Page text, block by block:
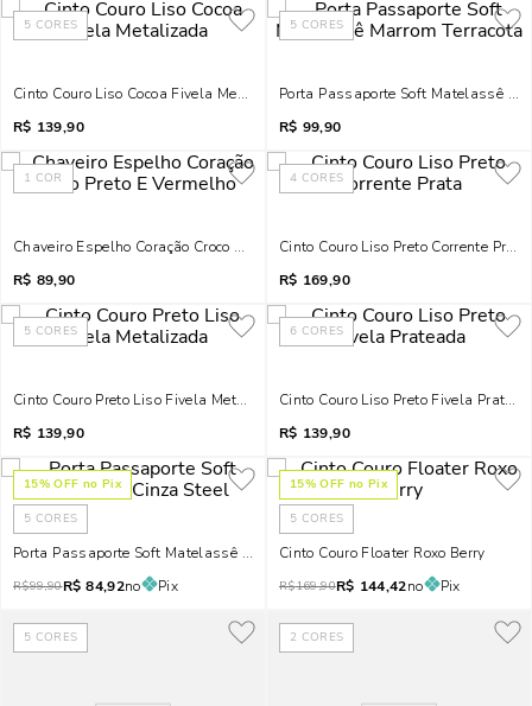
5 CORES
Cinto Couro Liso Cocoa Fivela Metalizada
R$ 139,90
5 CORES
Porta Passaporte Soft Matelassê
R$ 99,90
1 COR
Chaveiro Espelho Coração Croco Preto E Vermelho
R$ 89,90
4 CORES
Cinto Couro Liso Preto Corrente Prata
R$ 169,90
5 CORES
Cinto Couro Preto Liso Fivela Metalizada
R$ 139,90
6 CORES
Cinto Couro Liso Preto Fivela
R$ 139,90
15% OFF no Pix
5 CORES
Porta Passaporte Soft Matelassê Cinza Steel
R$99,90R$ 84,92no Pix
15% OFF no Pix
5 CORES
Cinto Couro Floater Roxo Berry
R$169,90R$ 144,42no Pix
5 CORES 2 CORES